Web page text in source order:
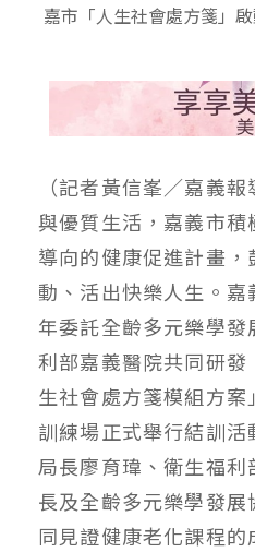
嘉市「人生社會處方箋」
（記者黃信峯／嘉義
與優質生活，嘉義市
導向的健康促進計畫
動、活出快樂人生。
年委託全齡多元樂學
利部嘉義醫院共同研
生社會處方箋模組方
訓練場正式舉行結訓
局長廖育瑋、衛生福
長及全齡多元樂學發
同見證健康老化課程的